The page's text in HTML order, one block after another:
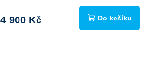
4 900 Kč Do košíku